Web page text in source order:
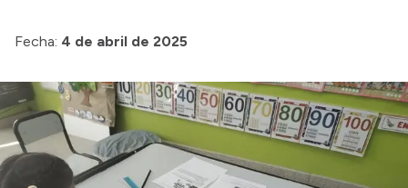
Fecha: 4 de abril de 2025